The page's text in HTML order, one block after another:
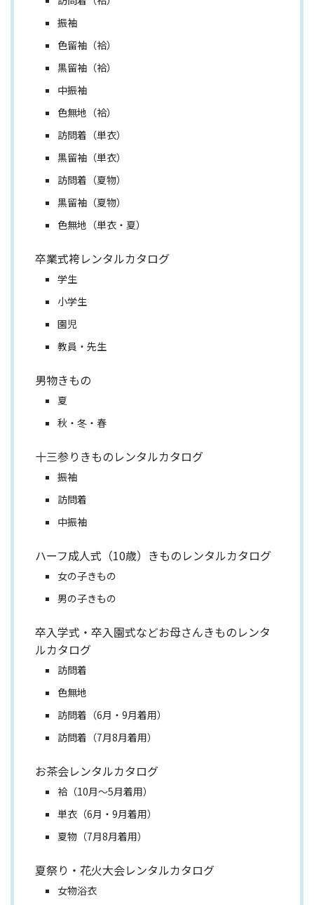
振袖
色留袖（袷）
黒留袖（袷）
中振袖
色無地（袷）
訪問着（単衣）
黒留袖（単衣）
訪問着（夏物）
黒留袖（夏物）
色無地（単衣・夏）
卒業式袴レンタルカタログ
学生
小学生
園児
教員・先生
男物きもの
夏
秋・冬・春
十三参りきものレンタルカタログ
振袖
訪問着
中振袖
ハーフ成人式（10歳）きものレンタルカタログ
女の子きもの
男の子きもの
卒入学式・卒入園式などお母さんきものレンタ
ルカタログ
訪問着
色無地
訪問着（6月・9月着用）
訪問着（7月8月着用）
お茶会レンタルカタログ
袷（10月～5月着用）
単衣（6月・9月着用）
夏物（7月8月着用）
夏祭り・花火大会レンタルカタログ
女物浴衣